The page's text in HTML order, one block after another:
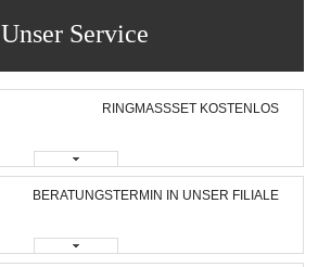
Unser Service
RINGMASSSET KOSTENLOS
BERATUNGSTERMIN IN UNSER FILIALE